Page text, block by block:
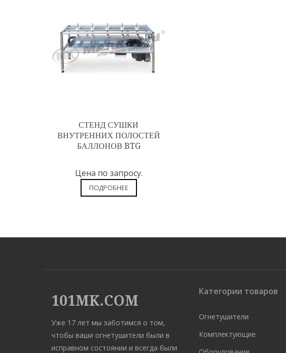
СТЕНД СУШКИ
ВНУТРЕННИХ ПОЛОСТЕЙ
БАЛЛОНОВ BTG
Цена по запросу.
ПОДРОБНЕЕ
101MK.COM
Уже 17 лет мы заботимся о том,
чтобы ваши огнетушители были в
исправном состоянии и всегда были
Категории товаров
Огнетушители
Комплектующие